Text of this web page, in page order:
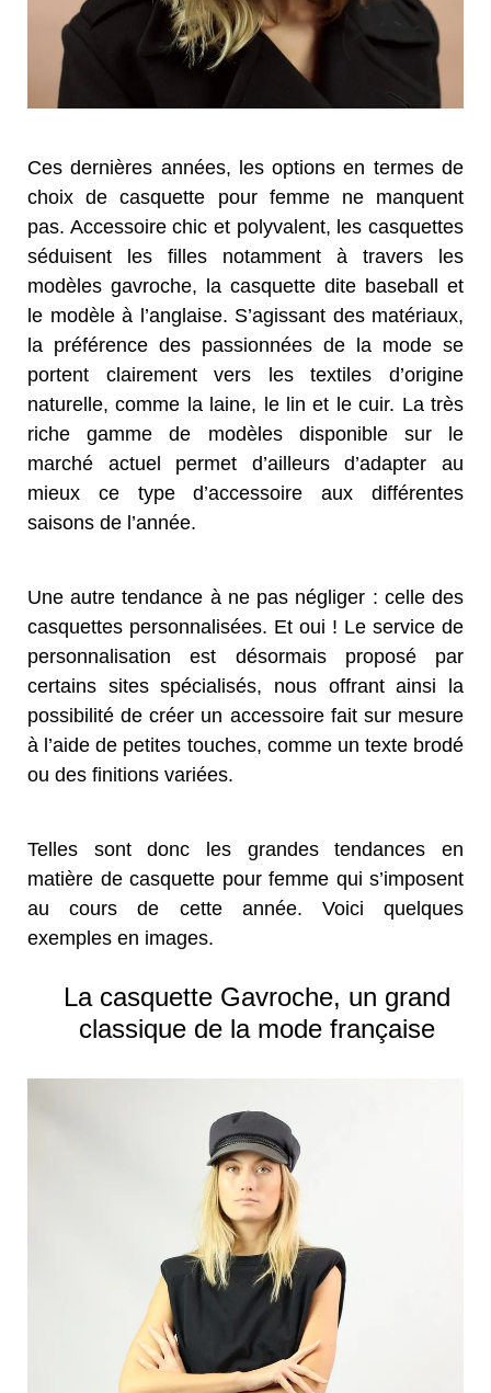
Ces dernières années, les options en termes de
choix de casquette pour femme ne manquent
pas. Accessoire chic et polyvalent, les casquettes
séduisent les filles notamment à travers les
modèles gavroche, la casquette dite baseball et
le modèle à l’anglaise. S’agissant des matériaux,
la préférence des passionnées de la mode se
portent clairement vers les textiles d’origine
naturelle, comme la laine, le lin et le cuir. La très
riche gamme de modèles disponible sur le
marché actuel permet d’ailleurs d’adapter au
mieux ce type d’accessoire aux différentes
saisons de l’année.
Une autre tendance à ne pas négliger : celle des
casquettes personnalisées. Et oui ! Le service de
personnalisation est désormais proposé par
certains sites spécialisés, nous offrant ainsi la
possibilité de créer un accessoire fait sur mesure
à l’aide de petites touches, comme un texte brodé
ou des finitions variées.
Telles sont donc les grandes tendances en
matière de casquette pour femme qui s’imposent
au cours de cette année. Voici quelques
exemples en images.
La casquette Gavroche, un grand
classique de la mode française